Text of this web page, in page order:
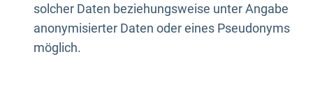
solcher Daten beziehungsweise unter Angabe
anonymisierter Daten oder eines Pseudonyms
möglich.